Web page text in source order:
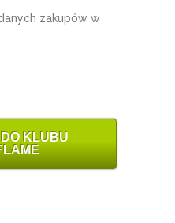
zakupów w
KLUBU